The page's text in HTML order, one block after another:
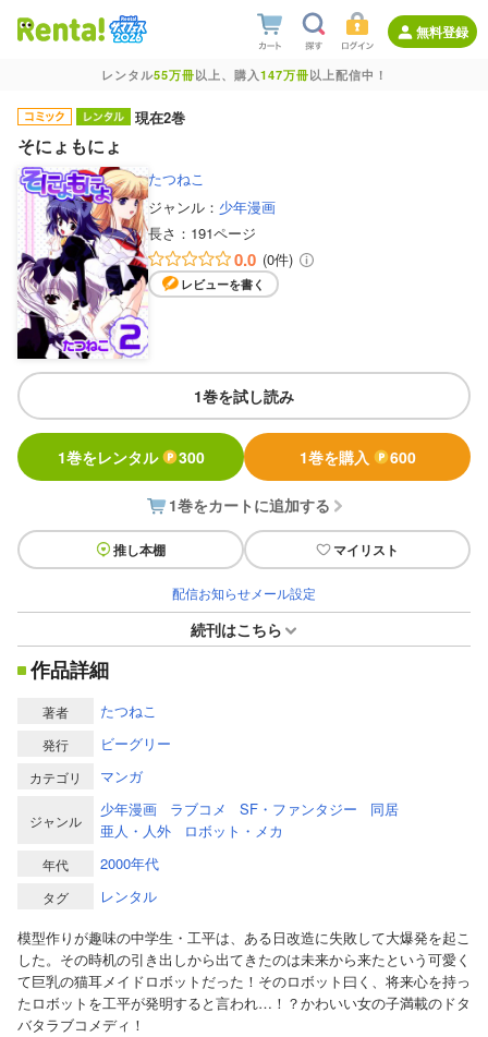
無料登録
レンタル55万冊以上、購入147万冊以上配信中！
現在2巻
そにょもにょ
たつねこ
ジャンル： 少年漫画
長さ： 191ページ
0.0 (0件)
レビューを書く
1巻を試し読み
1巻をレンタル 300 1巻を購入 600
1巻をカートに追加する
推し本棚 マイリスト
配信お知らせメール設定
続刊はこちら
作品詳細
著者 たつねこ
発行 ビーグリー
カテゴリ マンガ
ジャンル
少年漫画 ラブコメ SF・ファンタジー
同居
亜人・人外
ロボット・メカ
年代 2000年代
タグ
レンタル
模型作りが趣味の中学生・工平は、ある日改造に失敗して大爆発を起こ
した。その時机の引き出しから出てきたのは未来から来たという可愛く
て巨乳の猫耳メイドロボットだった！そのロボット曰く、将来心を持っ
たロボットを工平が発明すると言われ…！？かわいい女の子満載のドタ
バタラブコメディ！